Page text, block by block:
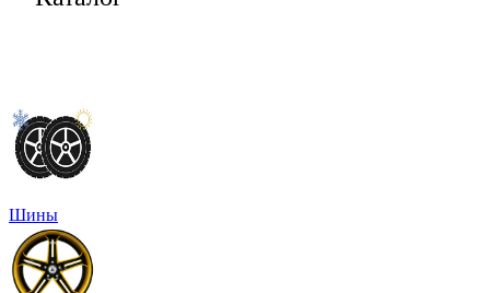
Шины